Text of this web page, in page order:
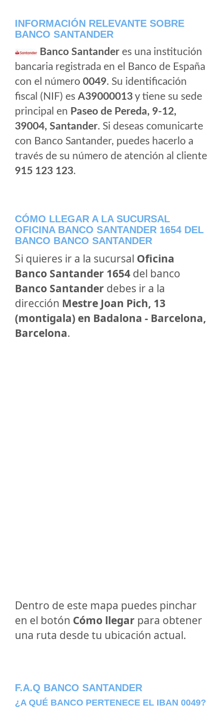
INFORMACIÓN RELEVANTE SOBRE
BANCO SANTANDER
Banco Santander es una institución
bancaria registrada en el Banco de España
con el número 0049. Su identificación
fiscal (NIF) es A39000013y tiene su sede
principal en Paseo de Pereda, 9-12,
39004, Santander. Si deseas comunicarte
con Banco Santander, puedes hacerlo a
través de su número de atención al cliente
915 123 123.
CÓMO LLEGAR A LA SUCURSAL
OFICINA BANCO SANTANDER 1654 DEL
BANCO BANCO SANTANDER
Si quieres ir a la sucursal Oficina
Banco Santander 1654 del banco
Banco Santander debes ir a la
dirección Mestre Joan Pich, 13
(montigala) en Badalona - Barcelona,
Barcelona.
Dentro de este mapa puedes pinchar
en el botón Cómo llegar para obtener
una ruta desde tu ubicación actual.
F.A.Q BANCO SANTANDER
¿A QUÉ BANCO PERTENECE EL IBAN 0049?